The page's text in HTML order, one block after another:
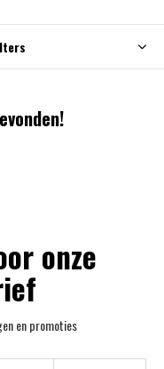
onze
en promoties